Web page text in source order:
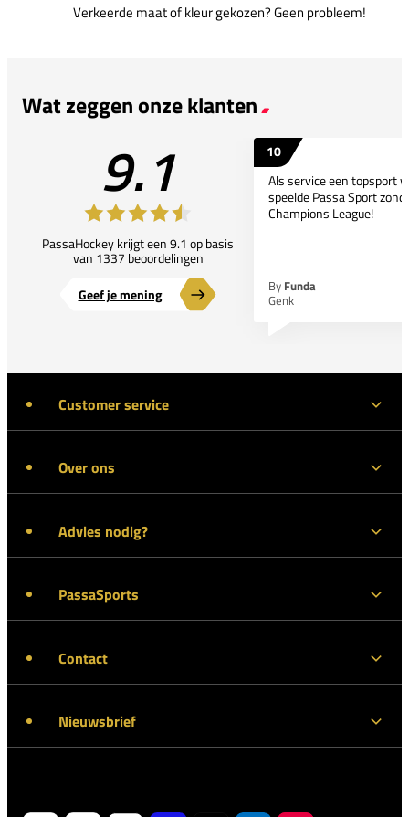
Verkeerde maat of kleur gekozen? Geen probleem!
Wat zeggen onze klanten
9.1
PassaHockey krijgt een 9.1 op basis
van 1337 beoordelingen
Geef je mening
10
Als service een topsport
speelde Passa Sport
Champions League!
By Funda
Genk
Customer service
Over ons
Advies nodig?
PassaSports
Contact
Nieuwsbrief